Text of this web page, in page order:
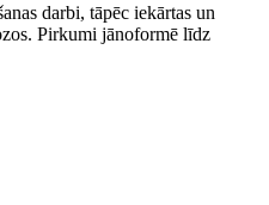
darbi, tāpēc iekārtas un
Pirkumi jānoformē līdz